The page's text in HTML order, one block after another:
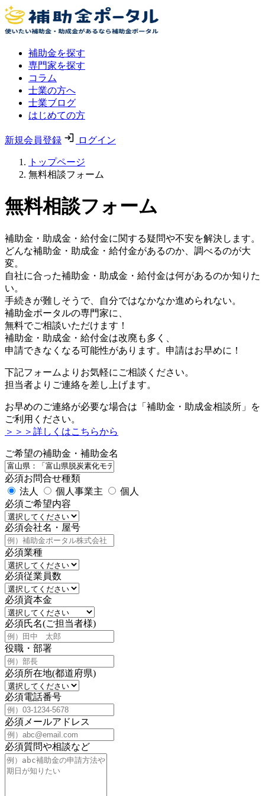
補助金を探す
専門家を探す
コラム
士業の方へ
士業ブログ
はじめての方
新規会員登録 ログイン
トップページ
無料相談フォーム
無料相談フォーム
補助金・助成金・給付金に関する疑問や不安を解決します。
どんな補助金・助成金・給付金があるのか、調べるのが大
変。
自社に合った補助金・助成金・給付金は何があるのか知りた
い。
手続きが難しそうで、自分ではなかなか進められない。
補助金ポータルの専門家に、
無料でご相談いただけます！
補助金・助成金・給付金は改廃も多く、
申請できなくなる可能性があります。申請はお早めに！
下記フォームよりお気軽にご相談ください。
担当者よりご連絡を差し上げます。
お早めのご連絡が必要な場合は「補助金・助成金相談所」を
ご利用ください。
＞＞＞詳しくはこちらから
ご希望の補助金・補助金名
必須お問合せ種類
法人
個人事業主
個人
必須ご希望内容
必須会社名・屋号
必須業種
必須従業員数
必須資本金
必須氏名(ご担当者様)
役職・部署
必須所在地(都道府県)
必須電話番号
必須 メールアドレス
必須質問や相談など